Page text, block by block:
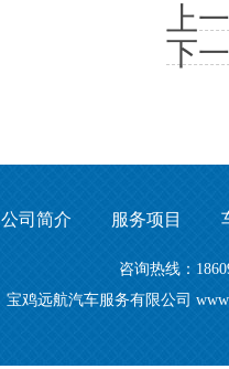
上
下
公司简介 服务项目
咨询热线：
宝鸡远航汽车服务有限公司